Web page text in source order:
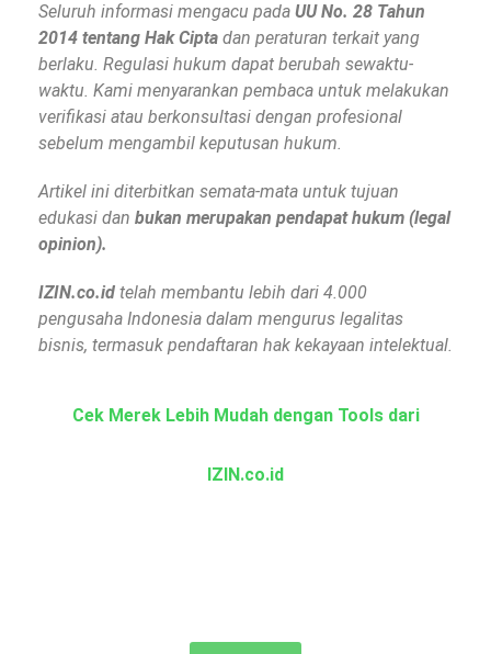
Seluruh informasi mengacu pada UU No. 28 Tahun
2014 tentang Hak Cipta dan peraturan terkait yang
berlaku. Regulasi hukum dapat berubah sewaktu-
waktu. Kami menyarankan pembaca untuk melakukan
verifikasi atau berkonsultasi dengan profesional
sebelum mengambil keputusan hukum.
Artikel ini diterbitkan semata-mata untuk tujuan
edukasi dan bukan merupakan pendapat hukum (legal
opinion).
IZIN.co.id telah membantu lebih dari 4.000
pengusaha Indonesia dalam mengurus legalitas
bisnis, termasuk pendaftaran hak kekayaan intelektual.
Cek Merek Lebih Mudah dengan Tools dari
IZIN.co.id